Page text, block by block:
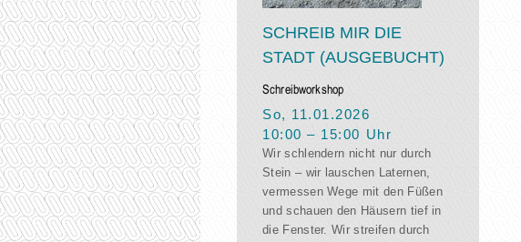
SCHREIB MIR DIE
STADT (AUSGEBUCHT)
Schreibworkshop
So, 11.01.2026
10:00 – 15:00 Uhr
Wir schlendern nicht nur durch
Stein – wir lauschen Laternen,
vermessen Wege mit den Füßen
und schauen den Häusern tief in
die Fenster. Wir streifen durch